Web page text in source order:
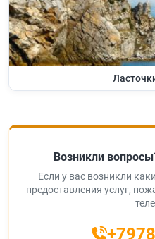
Возникли
Если у вас возникли
предоставления услуг,